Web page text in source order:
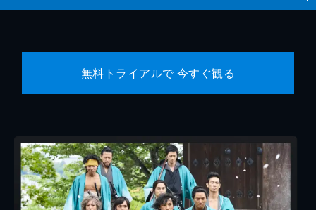
無料トライアルで 今すぐ観る